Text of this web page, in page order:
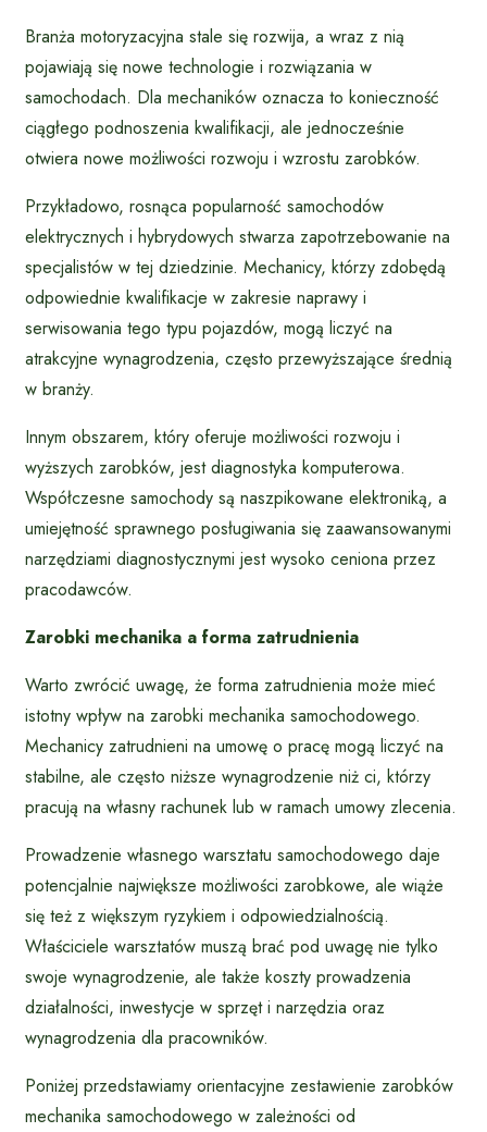
Branża motoryzacyjna stale się rozwija, a wraz z nią
pojawiają się nowe technologie i rozwiązania w
samochodach. Dla mechaników oznacza to konieczność
ciągłego podnoszenia kwalifikacji, ale jednocześnie
otwiera nowe możliwości rozwoju i wzrostu zarobków.
Przykładowo, rosnąca popularność samochodów
elektrycznych i hybrydowych stwarza zapotrzebowanie na
specjalistów w tej dziedzinie. Mechanicy, którzy zdobędą
odpowiednie kwalifikacje w zakresie naprawy i
serwisowania tego typu pojazdów, mogą liczyć na
atrakcyjne wynagrodzenia, często przewyższające średnią
w branży.
Innym obszarem, który oferuje możliwości rozwoju i
wyższych zarobków, jest diagnostyka komputerowa.
Współczesne samochody są naszpikowane elektroniką, a
umiejętność sprawnego posługiwania się zaawansowanymi
narzędziami diagnostycznymi jest wysoko ceniona przez
pracodawców.
Zarobki mechanika a forma zatrudnienia
Warto zwrócić uwagę, że forma zatrudnienia może mieć
istotny wpływ na zarobki mechanika samochodowego.
Mechanicy zatrudnieni na umowę o pracę mogą liczyć na
stabilne, ale często niższe wynagrodzenie niż ci, którzy
pracują na własny rachunek lub w ramach umowy zlecenia.
Prowadzenie własnego warsztatu samochodowego daje
potencjalnie największe możliwości zarobkowe, ale wiąże
się też z większym ryzykiem i odpowiedzialnością.
Właściciele warsztatów muszą brać pod uwagę nie tylko
swoje wynagrodzenie, ale także koszty prowadzenia
działalności, inwestycje w sprzęt i narzędzia oraz
wynagrodzenia dla pracowników.
Poniżej przedstawiamy orientacyjne zestawienie zarobków
mechanika samochodowego w zależności od